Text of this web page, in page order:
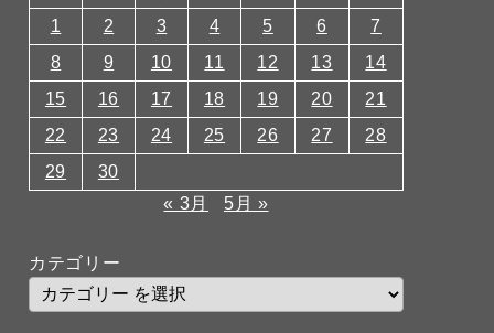
1
2 3 4 5 6
7
8
9 10 11 12 13
14
15
16 17 18 19 20
21
22
23 24 25 26 27
28
29
30
« 3月
5月 »
カテゴリー